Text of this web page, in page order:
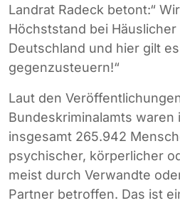
Landrat Radeck betont:“
Höchststand bei Häuslicher
Deutschland und hier gilt
gegenzusteuern!“
Laut den
Bundeskriminalamts waren
insgesamt 265.942
psychischer, körperlicher
meist durch Verwandte
Partner betroffen. Das ist